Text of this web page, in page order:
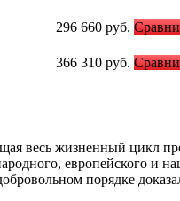
296 660 руб.
366 310 руб.
весь жизненный цикл
европейского и
порядке